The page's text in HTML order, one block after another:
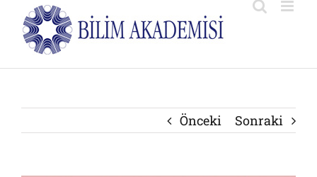
Önceki Sonraki